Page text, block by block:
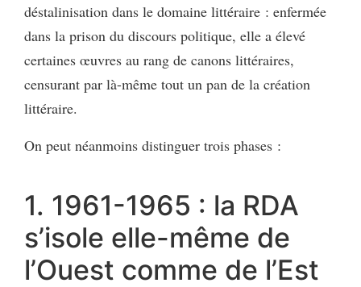
déstalinisation dans le domaine littéraire : enfermée
dans la prison du discours politique, elle a élevé
certaines œuvres au rang de canons littéraires,
censurant par là-même tout un pan de la création
littéraire.
On peut néanmoins distinguer trois phases :
1. 1961-1965 : la RDA
s’isole elle-même de
l’Ouest comme de l’Est